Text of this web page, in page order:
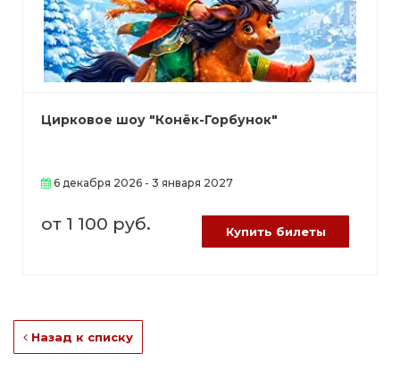
Цирковое шоу "Конёк-Горбунок"
6 декабря 2026 - 3 января 2027
от 1 100 руб. Купить билеты
Назад к списку